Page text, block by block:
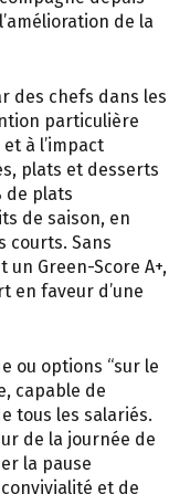
de la
des chefs dans les
particulière
à l’impact
plats et desserts
de plats
de saison, en
courts. Sans
Green-Score A+,
en faveur d’une
ou options “sur le
capable de
tous les salariés.
de la journée de
la pause
et de